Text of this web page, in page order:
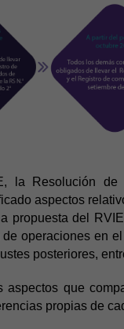
Resolución de
aspectos
propuesta del
operaciones en
posteriores,
aspectos que
propias de